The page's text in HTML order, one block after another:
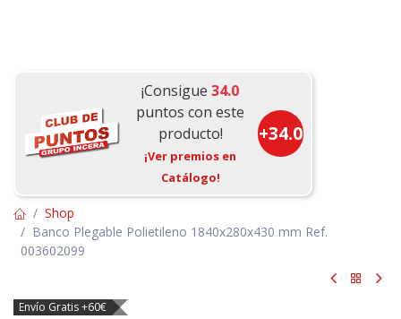
¡Consigue34.0
puntos con este
producto!
¡Ver premios en
Catálogo!
+34.0
Shop
Banco Plegable Polietileno 1840x280x430 mm Ref.
003602099
Envío Gratis +60€